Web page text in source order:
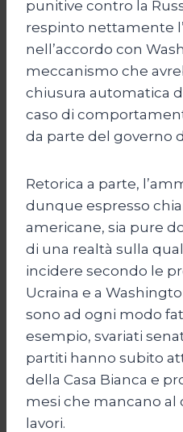
punitive contro la
respinto nettamente
nell’accordo con
meccanismo che
chiusura automatica
caso di
da parte del governo
Retorica a parte,
dunque espresso
americane, sia pure
di una realtà sulla
incidere secondo le
Ucraina e a
sono ad ogni modo
esempio, svariati
partiti hanno subito
della Casa Bianca e
mesi che mancano
lavori.